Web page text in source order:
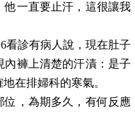
他一直要止汗，這很讓我
診有病人說，現在肚子
褲上清楚的汗漬：是子
在排婦科的寒氣。
，為期多久，有何反應